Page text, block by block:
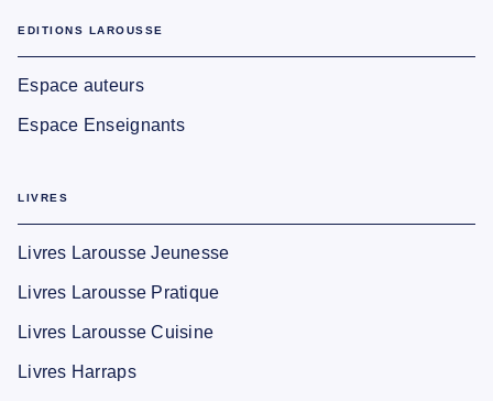
EDITIONS LAROUSSE
Espace auteurs
Espace Enseignants
LIVRES
Livres Larousse Jeunesse
Livres Larousse Pratique
Livres Larousse Cuisine
Livres Harraps